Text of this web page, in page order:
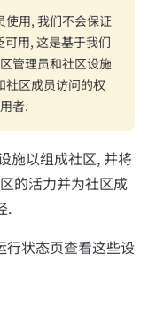
使用, 我们不会保证
用, 这是基于我们
管理员和社区设施
社区成员访问的权
者.
施以组成社区, 并将
的活力并为社区成
.
状态页查看这些设